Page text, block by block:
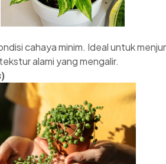
cahaya minim. Ideal untuk
alami yang mengalir.
)